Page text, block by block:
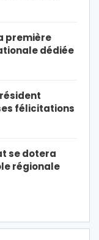
première
dédiée
félicitations
se dotera
régionale